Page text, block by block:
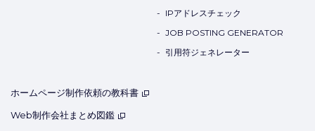
IPアドレスチェック
JOB POSTING GENERATOR
引用符ジェネレーター
ホームページ制作依頼の教科書
Web制作会社まとめ図鑑